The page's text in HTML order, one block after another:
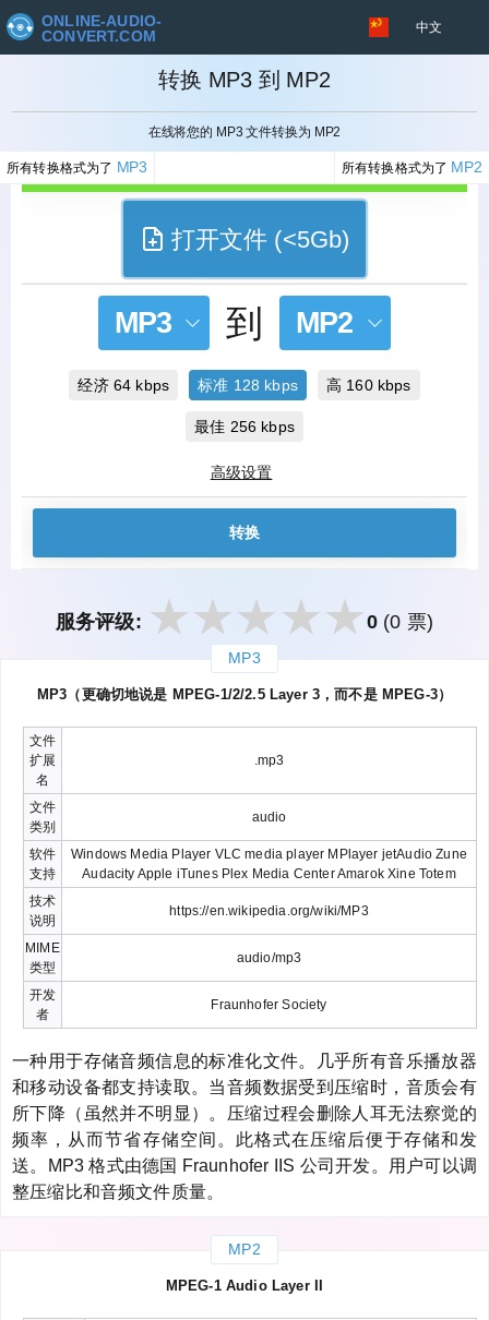
ONLINE-AUDIO-
CONVERT.COM
中文
转换 MP3 到 MP2
在线将您的 MP3 文件转换为 MP2
所有转换格式为了 MP3 所有转换格式为了 MP2
取消
打开文件 (<5Gb)
MP3 到 MP2
经济 64 kbps 标准 128 kbps 高 160 kbps
最佳 256 kbps
高级设置
转换
服务评级: 0 (0 票)
MP3
MP3（更确切地说是 MPEG-1/2/2.5 Layer 3，而不是 MPEG-3）
文件
扩展
名
.mp3
文件
类别
audio
软件
支持
Windows Media Player VLC media player MPlayer jetAudio Zune
Audacity Apple iTunes Plex Media Center Amarok Xine Totem
技术
说明
https://en.wikipedia.org/wiki/MP3
MIME
类型
audio/mp3
开发
者
Fraunhofer Society
一种用于存储音频信息的标准化文件。几乎所有音乐播放器
和移动设备都支持读取。当音频数据受到压缩时，音质会有
所下降（虽然并不明显）。压缩过程会删除人耳无法察觉的
频率，从而节省存储空间。此格式在压缩后便于存储和发
送。MP3 格式由德国 Fraunhofer IIS 公司开发。用户可以调
整压缩比和音频文件质量。
MP2
MPEG-1 Audio Layer II